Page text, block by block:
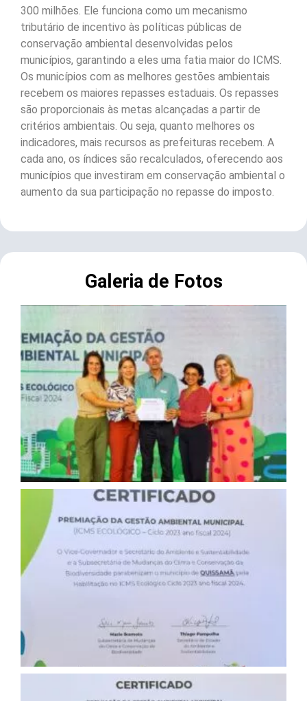
300 milhões. Ele funciona como um mecanismo
tributário de incentivo às políticas públicas de
conservação ambiental desenvolvidas pelos
municípios, garantindo a eles uma fatia maior do ICMS.
Os municípios com as melhores gestões ambientais
recebem os maiores repasses estaduais. Os repasses
são proporcionais às metas alcançadas a partir de
critérios ambientais. Ou seja, quanto melhores os
indicadores, mais recursos as prefeituras recebem. A
cada ano, os índices são recalculados, oferecendo aos
municípios que investiram em conservação ambiental o
aumento da sua participação no repasse do imposto.
Galeria de Fotos